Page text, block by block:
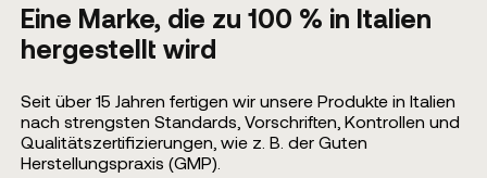
Eine Marke, die zu 100 % in Italien
hergestellt wird
Seit über 15 Jahren fertigen wir unsere Produkte in Italien
nach strengsten Standards, Vorschriften, Kontrollen und
Qualitätszertifizierungen, wie z. B. der Guten
Herstellungspraxis (GMP).